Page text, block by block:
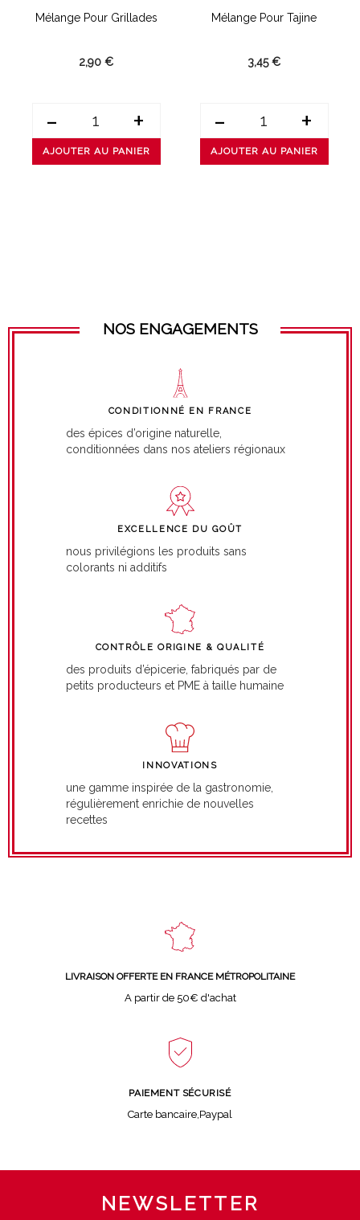
Mélange Pour Grillades
2,90 €
- +
AJOUTER AU PANIER
Mélange Pour Tajine
3,45 €
- +
AJOUTER AU PANIER
NOS ENGAGEMENTS
CONDITIONNÉ EN FRANCE
des épices d’origine naturelle,
conditionnées dans nos ateliers régionaux
EXCELLENCE DU GOÛT
nous privilégions les produits sans
colorants ni additifs
CONTRÔLE ORIGINE & QUALITÉ
des produits d’épicerie, fabriqués par de
petits producteurs et PME à taille humaine
INNOVATIONS
une gamme inspirée de la gastronomie,
régulièrement enrichie de nouvelles
recettes
LIVRAISON OFFERTE EN FRANCE MÉTROPOLITAINE
A partir de 50€ d'achat
PAIEMENT SÉCURISÉ
Carte bancaire,Paypal
NEWSLETTER